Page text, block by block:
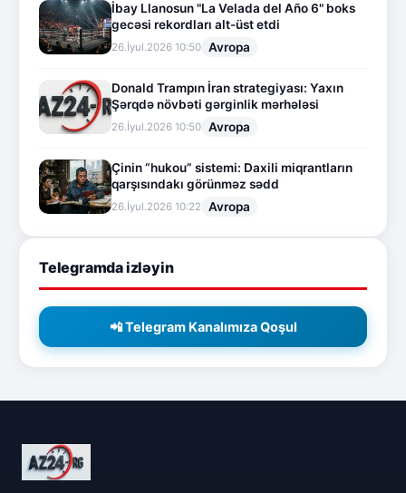
İbay Llanosun "La Velada del Año 6" boks
gecəsi rekordları alt-üst etdi
26.İyul.2026 10:50 Avropa
Donald Trampın İran strategiyası: Yaxın
Şərqdə növbəti gərginlik mərhələsi
26.İyul.2026 10:50 Avropa
Çinin “hukou” sistemi: Daxili miqrantların
qarşısındakı görünməz sədd
26.İyul.2026 10:22 Avropa
Telegramda izləyin
📲 Telegram Kanalımıza Qoşul